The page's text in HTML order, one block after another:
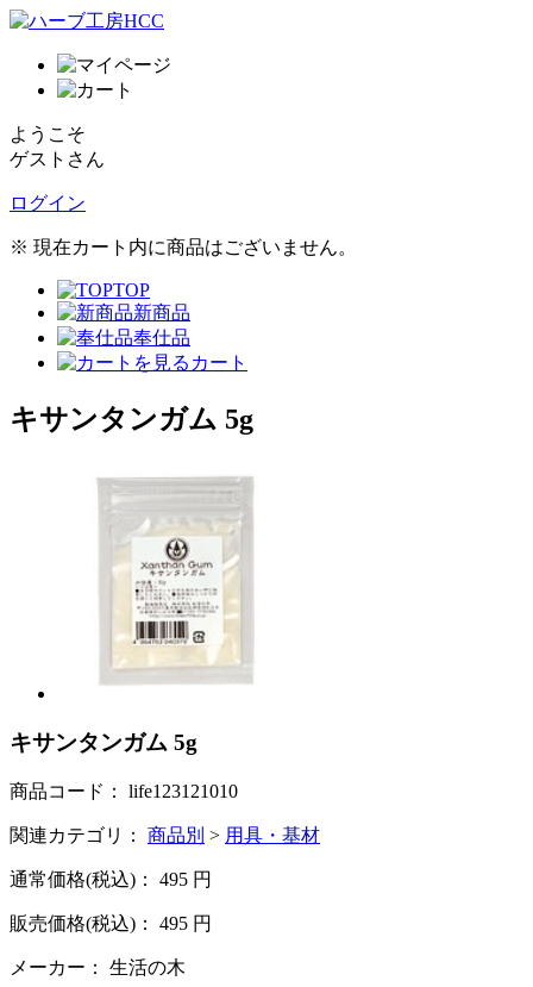
ようこそ
ゲストさん
ログイン
※ 現在カート内に商品はございません。
TOP
新商品
奉仕品
カート
キサンタンガム 5g
キサンタンガム 5g
商品コード： life123121010
関連カテゴリ： 商品別 > 用具・基材
通常価格(税込)： 495 円
販売価格(税込)： 495 円
メーカー： 生活の木